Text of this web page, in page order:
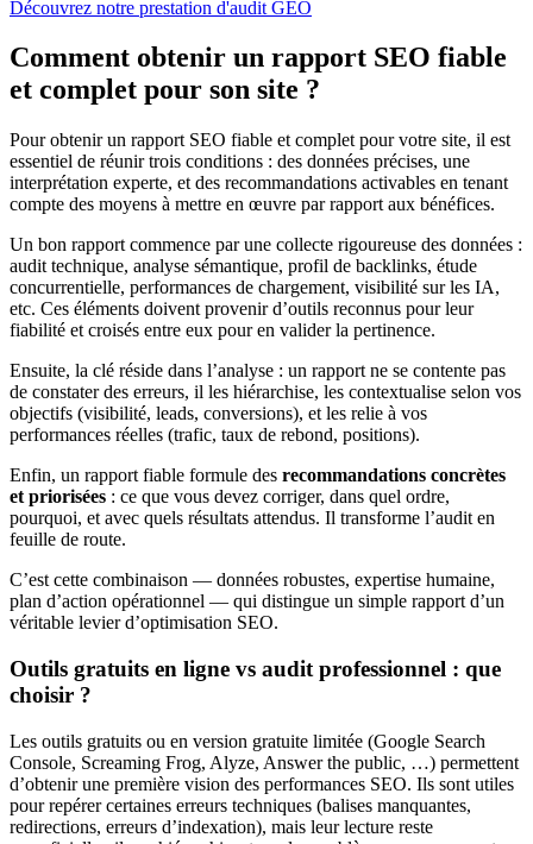
Découvrez notre prestation d'audit GEO
Comment obtenir un rapport SEO fiable
et complet pour son site ?
Pour obtenir un rapport SEO fiable et complet pour votre site, il est
essentiel de réunir trois conditions : des données précises, une
interprétation experte, et des recommandations activables en tenant
compte des moyens à mettre en œuvre par rapport aux bénéfices.
Un bon rapport commence par une collecte rigoureuse des données :
audit technique, analyse sémantique, profil de backlinks, étude
concurrentielle, performances de chargement, visibilité sur les IA,
etc. Ces éléments doivent provenir d’outils reconnus pour leur
fiabilité et croisés entre eux pour en valider la pertinence.
Ensuite, la clé réside dans l’analyse : un rapport ne se contente pas
de constater des erreurs, il les hiérarchise, les contextualise selon vos
objectifs (visibilité, leads, conversions), et les relie à vos
performances réelles (trafic, taux de rebond, positions).
Enfin, un rapport fiable formule des recommandations concrètes
et priorisées : ce que vous devez corriger, dans quel ordre,
pourquoi, et avec quels résultats attendus. Il transforme l’audit en
feuille de route.
C’est cette combinaison — données robustes, expertise humaine,
plan d’action opérationnel — qui distingue un simple rapport d’un
véritable levier d’optimisation SEO.
Outils gratuits en ligne vs audit professionnel : que
choisir ?
Les outils gratuits ou en version gratuite limitée (Google Search
Console, Screaming Frog, Alyze, Answer the public, …) permettent
d’obtenir une première vision des performances SEO. Ils sont utiles
pour repérer certaines erreurs techniques (balises manquantes,
redirections, erreurs d’indexation), mais leur lecture reste